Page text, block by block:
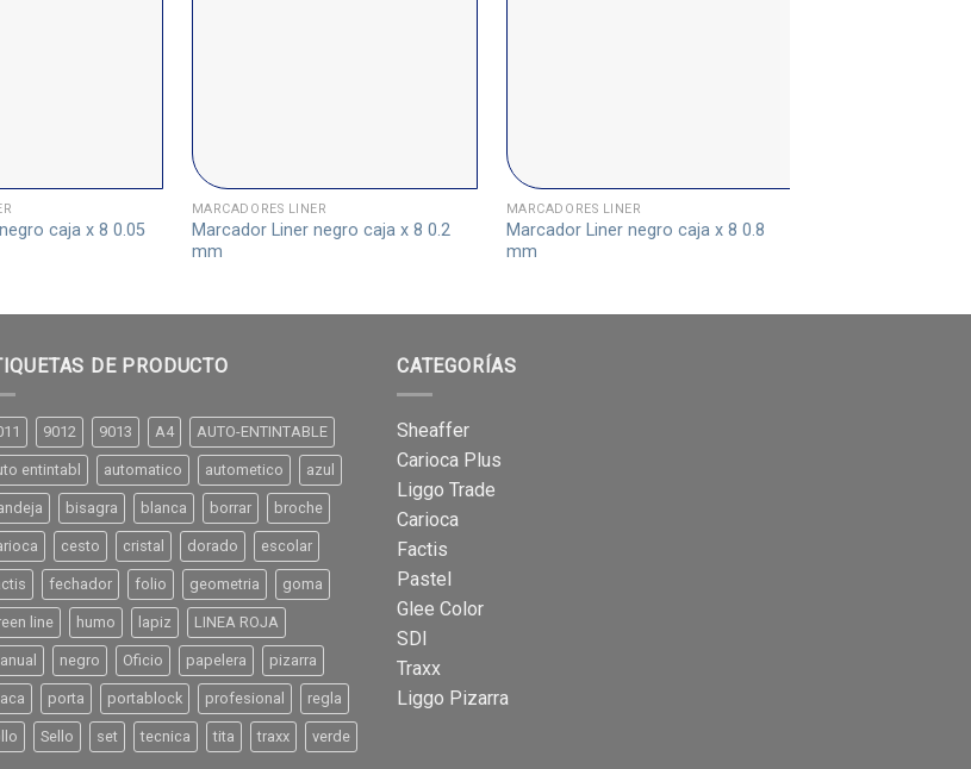
caja x 8 0.05
MARCADORES LINER
Marcador Liner negro caja x 8 0.2
mm
MARCADORES LINER
Marcador Liner negro caja x 8 0.8
mm
DE PRODUCTO
9012 9013 A4 AUTO-ENTINTABLE
entintabl automatico autometico azul
bisagra blanca borrar broche
cesto cristal dorado escolar
fechador folio geometria goma
line humo lapiz LINEA ROJA
negro Oficio papelera pizarra
porta portablock profesional regla
Sello set tecnica tita traxx verde
CATEGORÍAS
Sheaffer
Carioca Plus
Liggo Trade
Carioca
Factis
Pastel
Glee Color
SDI
Traxx
Liggo Pizarra